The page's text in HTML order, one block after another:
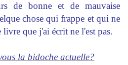
de bonne et de mauvaise
chose qui frappe et qui ne
livre que j'ai écrit ne l'est pas.
la bidoche actuelle?